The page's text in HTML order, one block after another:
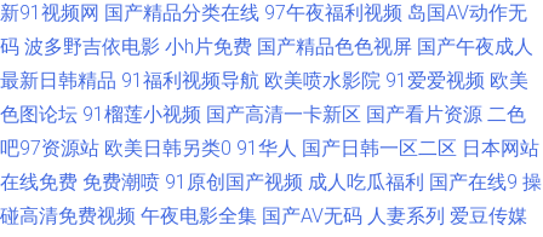
站做爱在线免费 欧美久久一欠 影音先锋在线视频婷婷 肏屄视频在线高清播
放 日本黑料精品天堂0 91美鲍 精品少妇一区二区 亚洲美女Av网 www91尤物
欧美日韩成人一区 91免费在线观看网站 老司机免费福利院18 91白虎JK 国
内产品免费 午夜寂寞视频 超踫三级片 四虎艹艹 91在线观看网站免费在线 久
新91视频网 国产精品分类在线 97午夜福利视频 岛国AV动作无
码 波多野吉依电影 小h片免费 国产精品色色视屏 国产午夜成人
最新日韩精品 91福利视频导航 欧美喷水影院 91爱爱视频 欧美
色图论坛 91榴莲小视频 国产高清一卡新区 国产看片资源 二色
吧97资源站 欧美日韩另类0 91华人 国产日韩一区二区 日本网站
在线免费 免费潮喷 91原创国产视频 成人吃瓜福利 国产在线9 操
碰高清免费视频 午夜电影全集 国产AV无码 人妻系列 爱豆传媒